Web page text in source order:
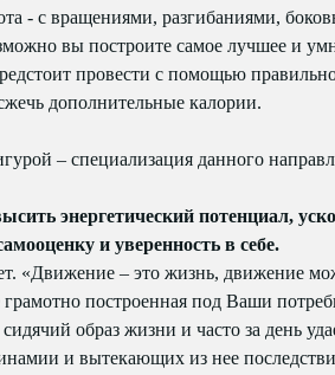
- с вращениями, разгибаниями,
вы построите самое лучшее и
провести с помощью
дополнительные калории.
– специализация данного
энергетический потенциал,
и уверенность в себе.
«Движение – это жизнь, движение
построенная под Ваши
образ жизни и часто за день
и вытекающих из нее